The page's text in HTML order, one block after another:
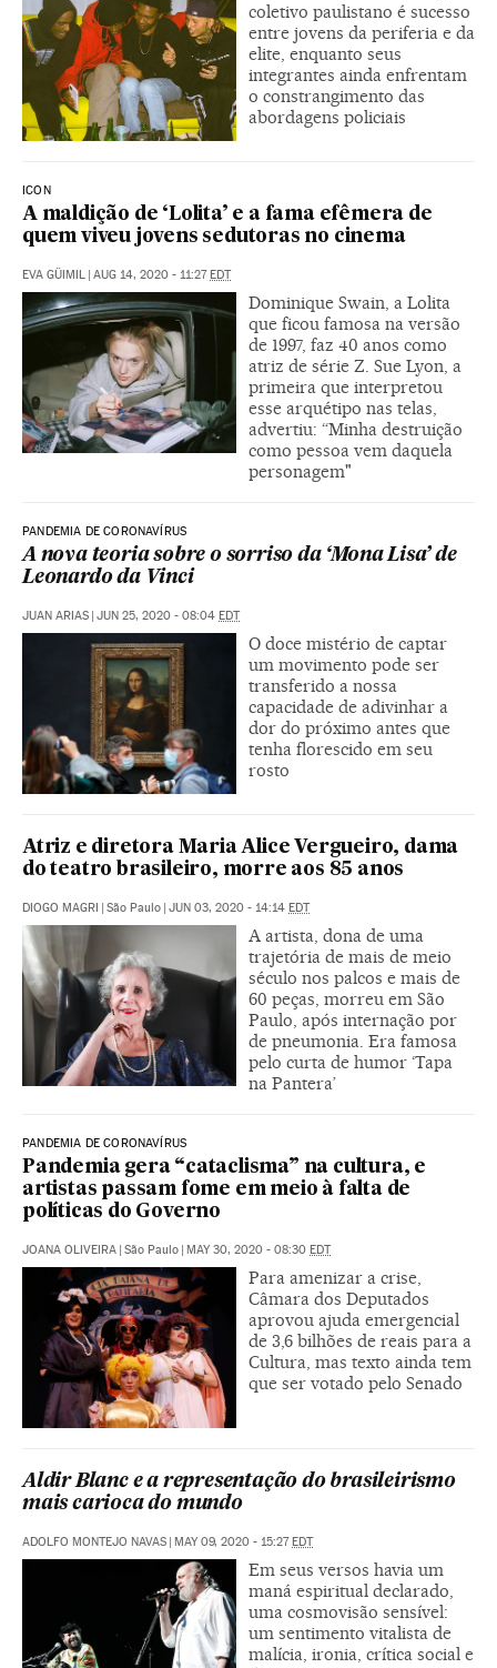
coletivo paulistano é sucesso
entre jovens da periferia e da
elite, enquanto seus
integrantes ainda enfrentam
o constrangimento das
abordagens policiais
ICON
A maldição de ‘Lolita’ e a fama efêmera de
quem viveu jovens sedutoras no cinema
EVA GÜIMIL | AUG 14, 2020 - 11:27EDT
Dominique Swain, a Lolita
que ficou famosa na versão
de 1997, faz 40 anos como
atriz de série Z. Sue Lyon, a
primeira que interpretou
esse arquétipo nas telas,
advertiu: “Minha destruição
como pessoa vem daquela
personagem"
PANDEMIA DE CORONAVÍRUS
A nova teoria sobre o sorriso da ‘Mona Lisa’ de
Leonardo da Vinci
JUAN ARIAS | JUN 25, 2020 - 08:04 EDT
O doce mistério de captar
um movimento pode ser
transferido a nossa
capacidade de adivinhar a
dor do próximo antes que
tenha florescido em seu
rosto
Atriz e diretora Maria Alice Vergueiro, dama
do teatro brasileiro, morre aos 85 anos
DIOGO MAGRI | São Paulo | JUN 03, 2020 - 14:14 EDT
A artista, dona de uma
trajetória de mais de meio
século nos palcos e mais de
60 peças, morreu em São
Paulo, após internação por
de pneumonia. Era famosa
pelo curta de humor ‘Tapa
na Pantera’
PANDEMIA DE CORONAVÍRUS
Pandemia gera “cataclisma” na cultura, e
artistas passam fome em meio à falta de
políticas do Governo
JOANA OLIVEIRA | São Paulo | MAY 30, 2020 - 08:30 EDT
Para amenizar a crise,
Câmara dos Deputados
aprovou ajuda emergencial
de 3,6 bilhões de reais para a
Cultura, mas texto ainda tem
que ser votado pelo Senado
Aldir Blanc e a representação do brasileirismo
mais carioca do mundo
ADOLFO MONTEJO NAVAS | MAY 09, 2020 - 15:27EDT
Em seus versos havia um
maná espiritual declarado,
uma cosmovisão sensível:
um sentimento vitalista de
malícia, ironia, crítica social e